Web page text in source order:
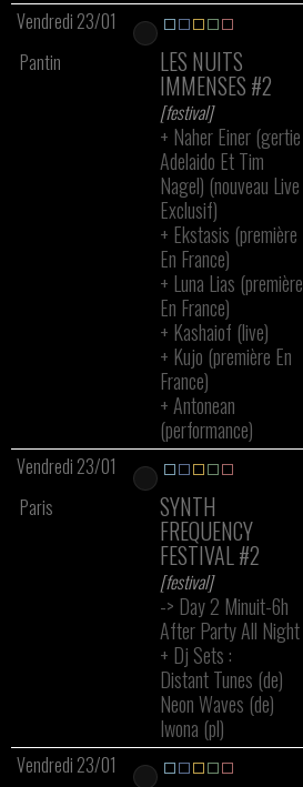
Vendredi 23/01
Pantin
LES NUITS
IMMENSES #2
[festival]
+ Naher Einer (gertie
Adelaido Et Tim
Nagel) (nouveau Live
Exclusif)
+ Ekstasis (première
En France)
+ Luna Lias (première
En France)
+ Kashaiof (live)
+ Kujo (première En
France)
+ Antonean
(performance)
Vendredi 23/01
Paris
SYNTH
FREQUENCY
FESTIVAL #2
[festival]
-> Day 2 Minuit-6h
After Party All Night
+ Dj Sets :
Distant Tunes (de)
Neon Waves (de)
Iwona (pl)
Vendredi 23/01